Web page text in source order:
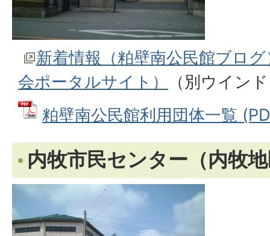
新着情報（粕壁南公民館ブロ
会ポータルサイト）
（別ウイン
粕壁南公民館利用団体一覧
内牧市民センター（内牧